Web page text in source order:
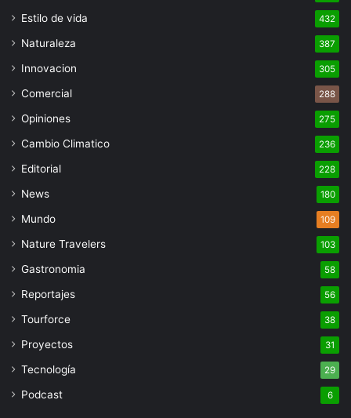
Estilo de vida 432
Naturaleza 387
Innovacion 305
Comercial 288
Opiniones 275
Cambio Climatico 236
Editorial 228
News 180
Mundo 109
Nature Travelers 103
Gastronomia 58
Reportajes 56
Tourforce 38
Proyectos 31
Tecnología 29
Podcast 6